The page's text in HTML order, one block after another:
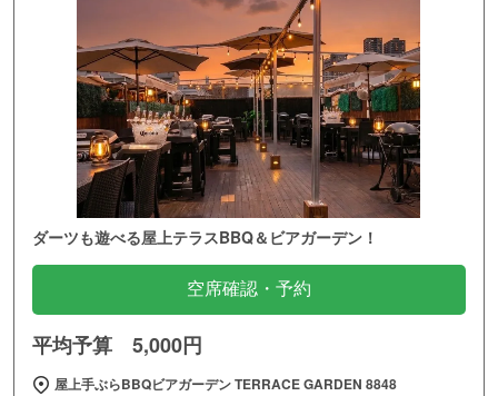
ダーツも遊べる屋上テラスBBQ＆ビアガーデン！
空席確認・予約
平均予算 5,000円
屋上手ぶらBBQビアガーデン TERRACE GARDEN 8848